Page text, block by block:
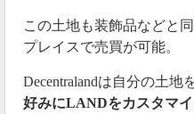
この土地も装飾品などと
プレイスで売買が可能。
Decentralandは自分の土地
好みにLANDをカスタマ